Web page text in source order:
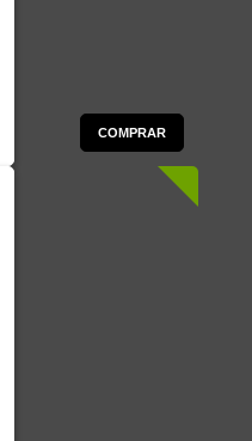
COMPRAR